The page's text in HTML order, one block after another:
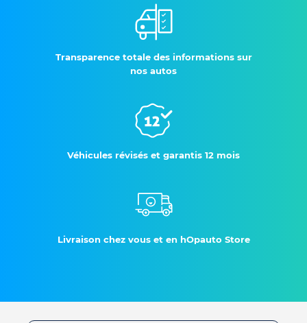
Transparence totale des informations sur
nos autos
Véhicules révisés et garantis 12 mois
Livraison chez vous et en hOpauto Store